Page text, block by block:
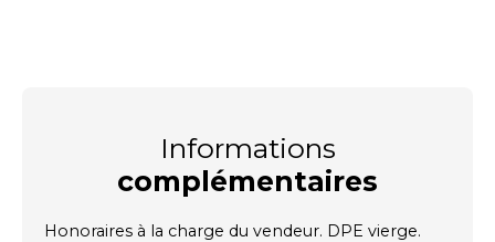
Informations
complémentaires
Honoraires à la charge du vendeur. DPE vierge.